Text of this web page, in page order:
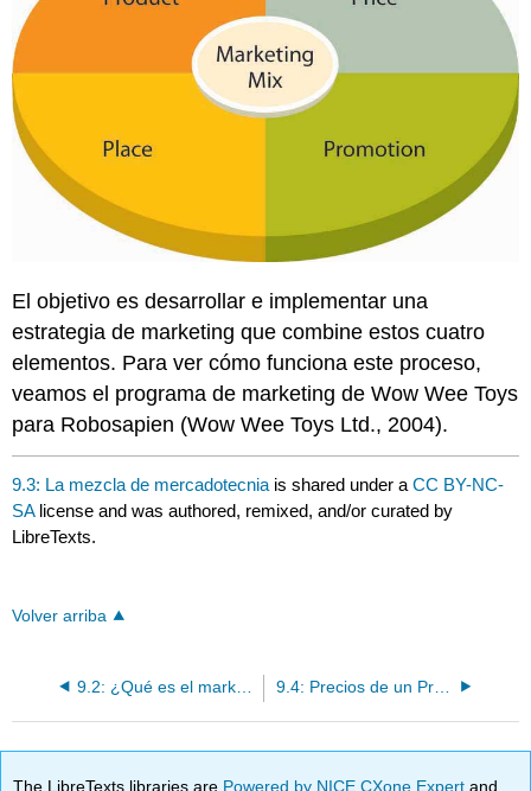
El objetivo es desarrollar e implementar una
estrategia de marketing que combine estos cuatro
elementos. Para ver cómo funciona este proceso,
veamos el programa de marketing de Wow Wee Toys
para Robosapien (Wow Wee Toys Ltd., 2004).
9.3: La mezcla de mercadotecnia is shared under aCC BY-NC-
SA license and was authored, remixed, and/or curated by
LibreTexts.
Volver arriba
9.2: ¿Qué es el marketing? 9.4: Precios de un Producto
The LibreTexts libraries are Powered by NICE CXone Expertand